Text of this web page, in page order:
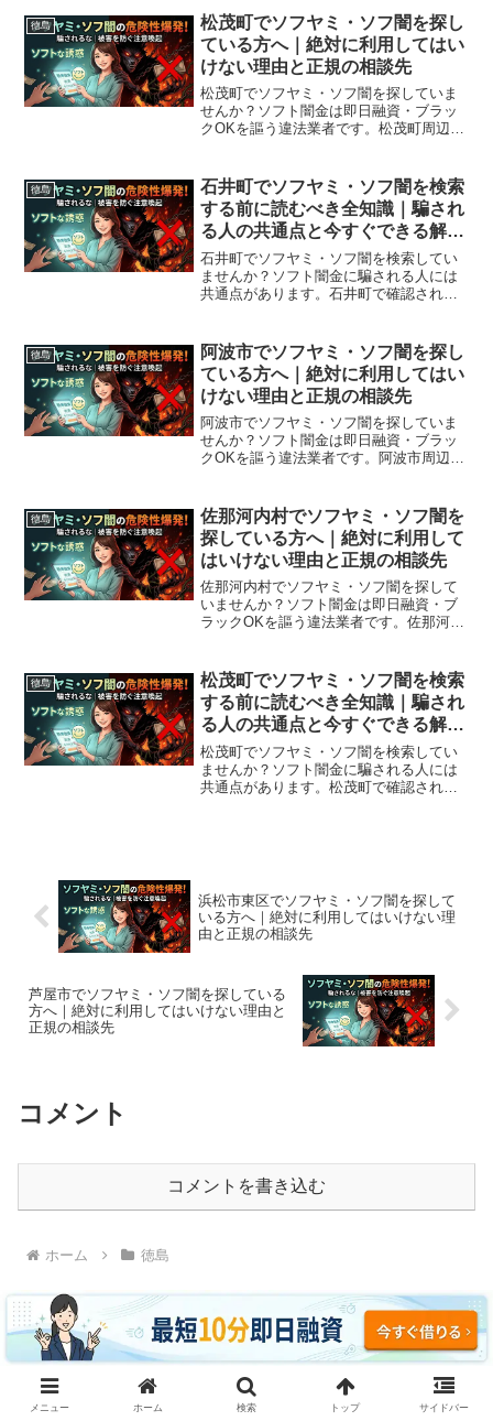
読みください。
徳島
松茂町でソフヤミ・ソフ闇を探し
ている方へ｜絶対に利用してはい
けない理由と正規の相談先
松茂町でソフヤミ・ソフ闇を探していま
せんか？ソフト闇金は即日融資・ブラッ
クOKを謳う違法業者です。松茂町周辺で
読みください。
徳島
石井町でソフヤミ・ソフ闇を検索
する前に読むべき全知識｜騙され
る人の共通点と今すぐできる解決
策
石井町でソフヤミ・ソフ闇を検索してい
ませんか？ソフト闇金に騙される人には
共通点があります。石井町で確認されて
町から利用できる無料相談先まで完全解
説。
徳島
阿波市でソフヤミ・ソフ闇を探し
ている方へ｜絶対に利用してはい
けない理由と正規の相談先
阿波市でソフヤミ・ソフ闇を探していま
せんか？ソフト闇金は即日融資・ブラッ
クOKを謳う違法業者です。阿波市周辺で
読みください。
徳島
佐那河内村でソフヤミ・ソフ闇を
探している方へ｜絶対に利用して
はいけない理由と正規の相談先
佐那河内村でソフヤミ・ソフ闇を探して
いませんか？ソフト闇金は即日融資・ブ
ラックOKを謳う違法業者です。佐那河内
に必ずお読みください。
徳島
松茂町でソフヤミ・ソフ闇を検索
する前に読むべき全知識｜騙され
る人の共通点と今すぐできる解決
策
松茂町でソフヤミ・ソフ闇を検索してい
ませんか？ソフト闇金に騙される人には
共通点があります。松茂町で確認されて
浜松市東区でソフヤミ・ソフ闇を探して
いる方へ｜絶対に利用してはいけない理
由と正規の相談先
芦屋市でソフヤミ・ソフ闇を探している
方へ｜絶対に利用してはいけない理由と
正規の相談先
コメント
コメントを書き込む
ホーム 徳島
ソフヤミ・ソフ闇に騙されるな｜即日融資・ブラッ
メニュー ホーム 検索 トップ サイドバー